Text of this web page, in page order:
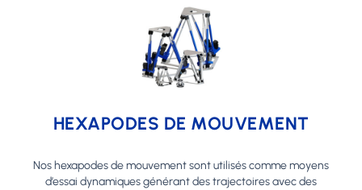
HEXAPODES DE MOUVEMENT
Nos hexapodes de mouvement sont utilisés comme moyens
d’essai dynamiques générant des trajectoires avec des